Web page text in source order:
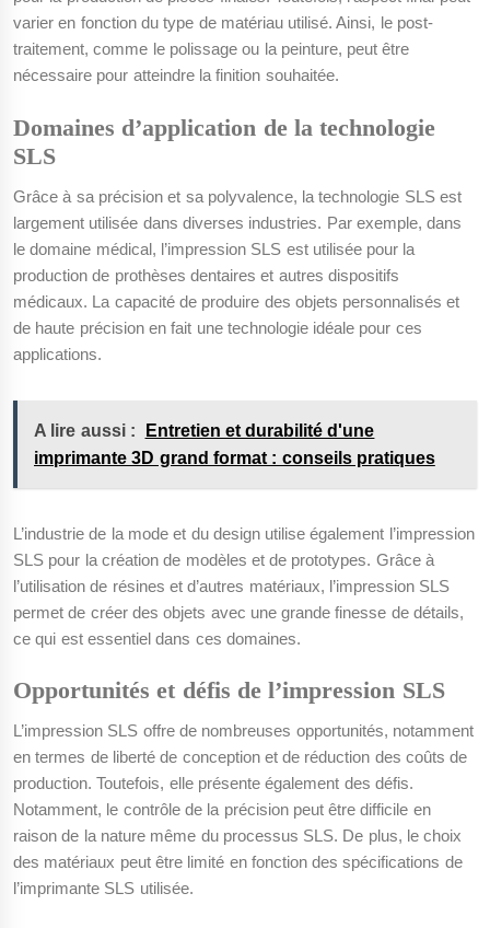
varier en fonction du type de matériau utilisé. Ainsi, le post-
traitement, comme le polissage ou la peinture, peut être
nécessaire pour atteindre la finition souhaitée.
Domaines d’application de la technologie
SLS
Grâce à sa précision et sa polyvalence, la technologie SLS est
largement utilisée dans diverses industries. Par exemple, dans
le domaine médical, l’impression SLS est utilisée pour la
production de prothèses dentaires et autres dispositifs
médicaux. La capacité de produire des objets personnalisés et
de haute précision en fait une technologie idéale pour ces
applications.
A lire aussi :
Entretien et durabilité d'une
imprimante 3D grand format : conseils pratiques
L’industrie de la mode et du design utilise également l’impression
SLS pour la création de modèles et de prototypes. Grâce à
l’utilisation de résines et d’autres matériaux, l’impression SLS
permet de créer des objets avec une grande finesse de détails,
ce qui est essentiel dans ces domaines.
Opportunités et défis de l’impression SLS
L’impression SLS offre de nombreuses opportunités, notamment
en termes de liberté de conception et de réduction des coûts de
production. Toutefois, elle présente également des défis.
Notamment, le contrôle de la précision peut être difficile en
raison de la nature même du processus SLS. De plus, le choix
des matériaux peut être limité en fonction des spécifications de
l’imprimante SLS utilisée.